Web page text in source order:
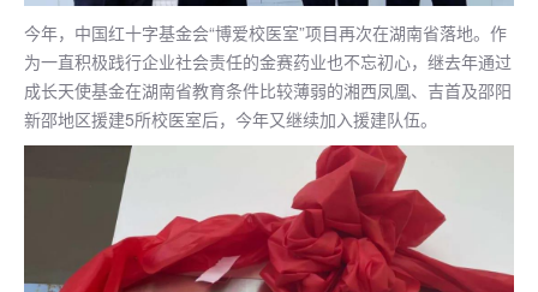
今年，中国红十字基金会“博爱校医室”项目再次在湖南省落地。作
为一直积极践行企业社会责任的金赛药业也不忘初心，继去年通过
成长天使基金在湖南省教育条件比较薄弱的湘西凤凰、吉首及邵阳
新邵地区援建5所校医室后，今年又继续加入援建队伍。